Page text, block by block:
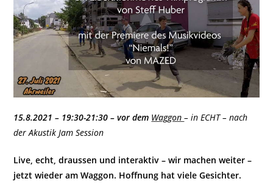
15.8.2021 – 19:30-21:30 – vor dem Waggon– in ECHT – nach
der Akustik Jam Session
Live, echt, draussen und interaktiv – wir machen weiter –
jetzt wieder am Waggon. Hoffnung hat viele Gesichter.